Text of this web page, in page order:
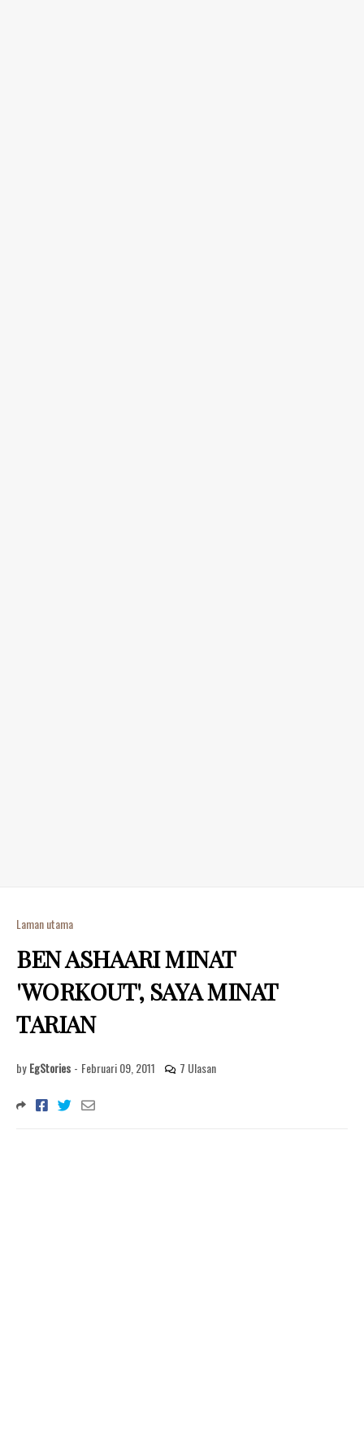
Laman utama
BEN ASHAARI MINAT
'WORKOUT', SAYA MINAT
TARIAN
by EgStories - Februari 09, 2011 7 Ulasan